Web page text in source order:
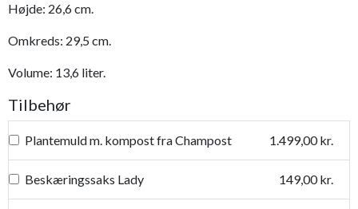
Højde: 26,6 cm.
Omkreds: 29,5 cm.
Volume: 13,6 liter.
Tilbehør
Plantemuld m. kompost fra Champost 1.499,00 kr.
Beskæringssaks Lady 149,00 kr.